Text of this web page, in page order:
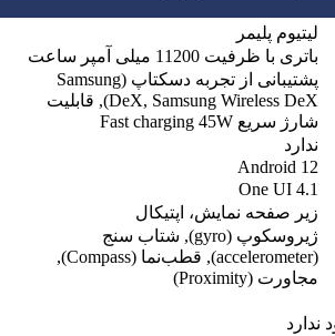
لیتیوم پلیمر
باتری با ظرفیت 11200 میلی آمپر ساعت
پشتیبانی از تجربه دسکتاپ (Samsung
DeX, Samsung Wireless DeX)
,قابلیت
شارژ سریع Fast charging 45W
ندارد
Android 12
One UI 4.1
زیر صفحه نمایش، اپتیکال
ژیروسکوپ (gyro) ,شتاب سنج
,قطب‌نما (Compass)
,
مجاورت (Proximity)